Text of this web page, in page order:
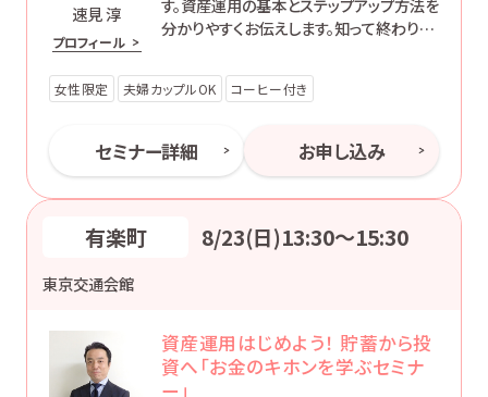
速見 淳
プロフィール
分かりやすくお伝えします。知って終わりで
座です。
女性限定 夫婦カップルOK コーヒー付き
セミナー詳細 お申し込み
有楽町 8/23(日)13:30〜15:30
東京交通会館
資産運用はじめよう！ 貯蓄から投
資へ「お金のキホンを学ぶセミナ
ー」